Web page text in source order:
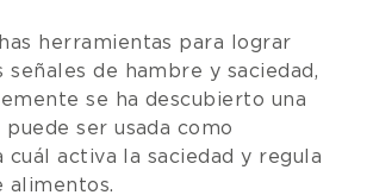
herramientas para lograr
señales de hambre y saciedad,
se ha descubierto una
puede ser usada como
activa la saciedad y regula
alimentos.